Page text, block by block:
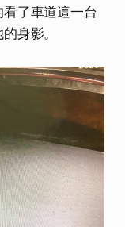
了車道這一台
身影。